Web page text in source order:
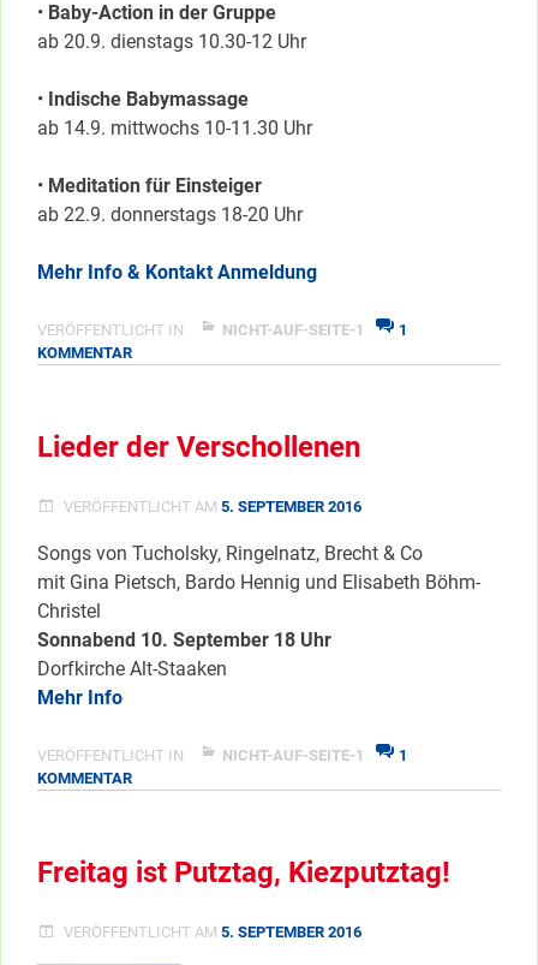
• Baby-Action in der Gruppe
ab 20.9. dienstags 10.30-12 Uhr
• Indische Babymassage
ab 14.9. mittwochs 10-11.30 Uhr
• Meditation für Einsteiger
ab 22.9. donnerstags 18-20 Uhr
Mehr Info & Kontakt Anmeldung
VERÖFFENTLICHT IN NICHT-AUF-SEITE-1
1
KOMMENTARZU
FAMILIENTREFF
Lieder der Verschollenen
VERÖFFENTLICHT AM 5. SEPTEMBER 2016
Songs von Tucholsky, Ringelnatz, Brecht & Co
mit Gina Pietsch, Bardo Hennig und Elisabeth Böhm-
Christel
Sonnabend 10. September 18 Uhr
Dorfkirche Alt-Staaken
Mehr Info
VERÖFFENTLICHT IN NICHT-AUF-SEITE-1
1
KOMMENTARZU
Freitag ist Putztag, Kiezputztag!
VERÖFFENTLICHT AM 5. SEPTEMBER 2016